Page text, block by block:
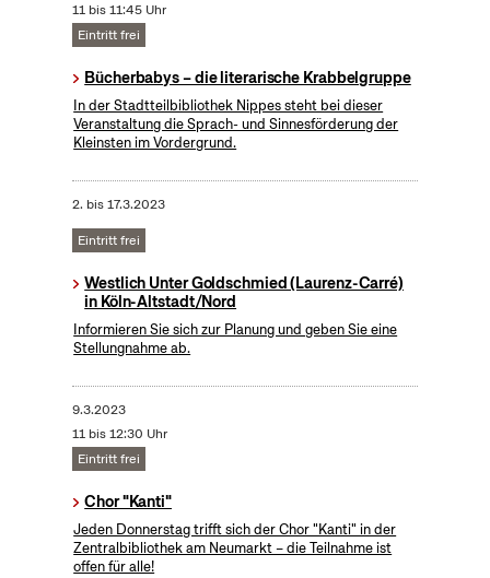
11 bis 11:45 Uhr
Eintritt frei
Bücherbabys – die literarische Krabbelgruppe
In der Stadtteilbibliothek Nippes steht bei dieser
Veranstaltung die Sprach- und Sinnesförderung der
Kleinsten im Vordergrund.
2. bis17.3.2023
Eintritt frei
Westlich Unter Goldschmied (Laurenz-Carré)
in Köln-Altstadt/Nord
Informieren Sie sich zur Planung und geben Sie eine
Stellungnahme ab.
9.3.2023
11 bis 12:30 Uhr
Eintritt frei
Chor "Kanti"
Jeden Donnerstag trifft sich der Chor "Kanti" in der
Zentralbibliothek am Neumarkt – die Teilnahme ist
offen für alle!